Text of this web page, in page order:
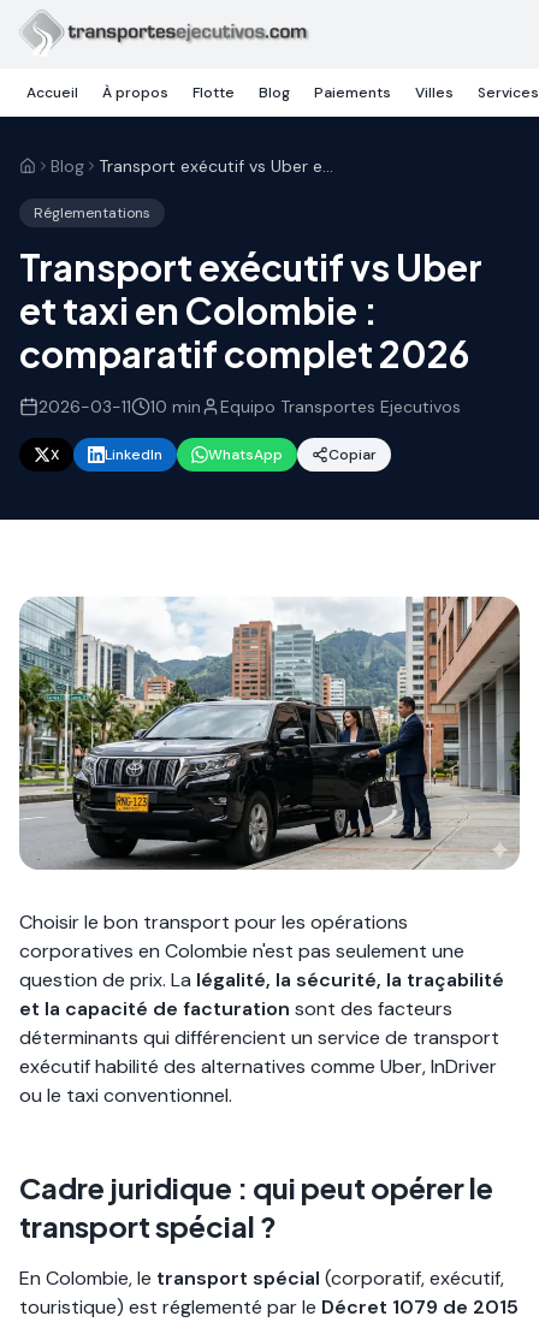
Skip to main content
Accueil À propos Flotte Blog Paiements Villes Services
Blog Transport exécutif vs Uber et taxi en Colombie : comparatif complet 2026
Réglementations
Transport exécutif vs Uber
et taxi en Colombie :
comparatif complet 2026
2026-03-11 10 min Equipo Transportes Ejecutivos
X LinkedIn WhatsApp Copiar
Choisir le bon transport pour les opérations
corporatives en Colombie n'est pas seulement une
question de prix. La légalité, la sécurité, la traçabilité
et la capacité de facturation sont des facteurs
déterminants qui différencient un service de transport
exécutif habilité des alternatives comme Uber, InDriver
ou le taxi conventionnel.
Cadre juridique : qui peut opérer le
transport spécial ?
En Colombie, le transport spécial (corporatif, exécutif,
touristique) est réglementé par le Décret 1079 de 2015